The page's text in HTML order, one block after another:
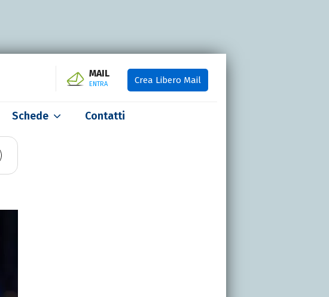
MAIL
ENTRA Crea Libero Mail
Schede Contatti